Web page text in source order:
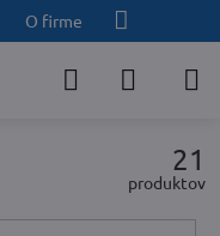
O firme
21
produktov